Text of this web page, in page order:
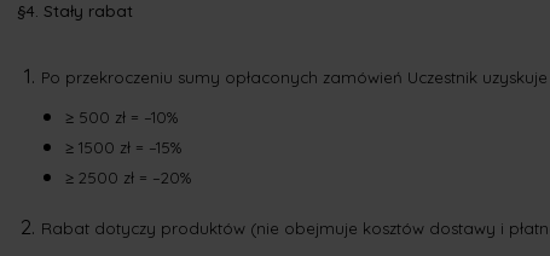
§4. Stały rabat
Po przekroczeniu sumy opłaconych zamówień Uczestnik
≥ 500 zł = –10%
≥ 1500 zł = –15%
≥ 2500 zł = –20%
Rabat dotyczy produktów (nie obejmuje kosztów dostawy i